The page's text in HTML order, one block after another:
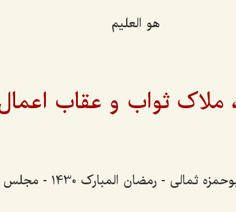
هو العليم
ملاک ثواب و عقاب
ثمالی - رمضان المبارک 1430 - مجلس هفتم